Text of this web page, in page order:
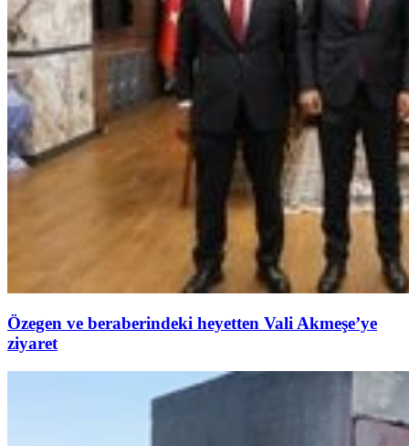
Özegen ve beraberindeki heyetten Vali Akmeşe’ye
ziyaret